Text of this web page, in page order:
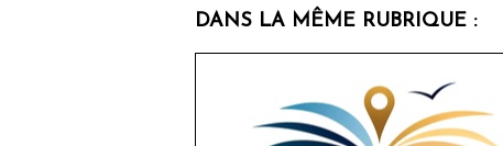
DANS LA MÊME RUBRIQUE :